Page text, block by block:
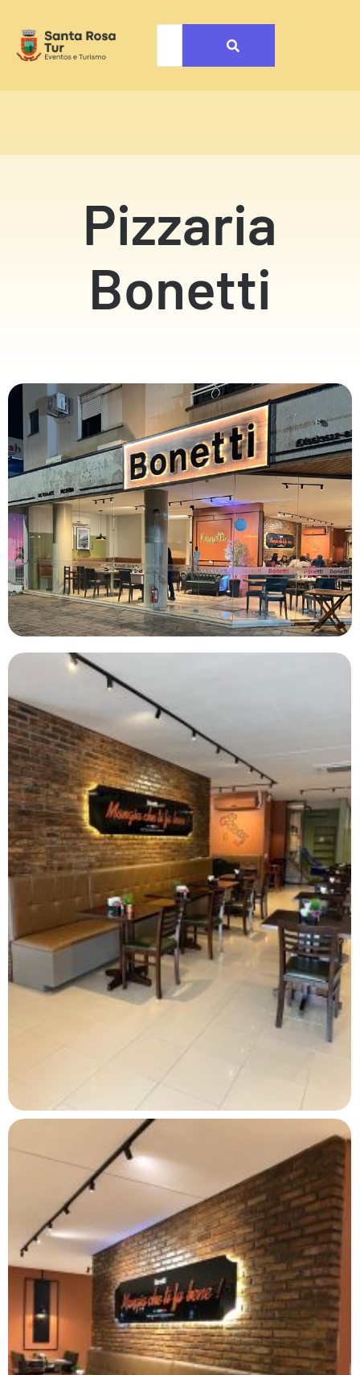
Pizzaria
Bonetti